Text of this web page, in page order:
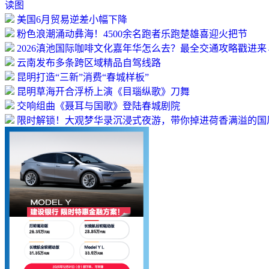
读图
美国6月贸易逆差小幅下降
粉色浪潮涌动彝海！4500余名跑者乐跑楚雄喜迎火把节
2026滇池国际咖啡文化嘉年华怎么去？最全交通攻略戳进
云南发布多条跨区域精品自驾线路
昆明打造“三新”消费“春城样板”
昆明草海开合浮桥上演《目瑙纵歌》刀舞
交响组曲《聂耳与国歌》登陆春城剧院
限时解锁！大观梦华录沉浸式夜游，带你掉进荷香满溢的国